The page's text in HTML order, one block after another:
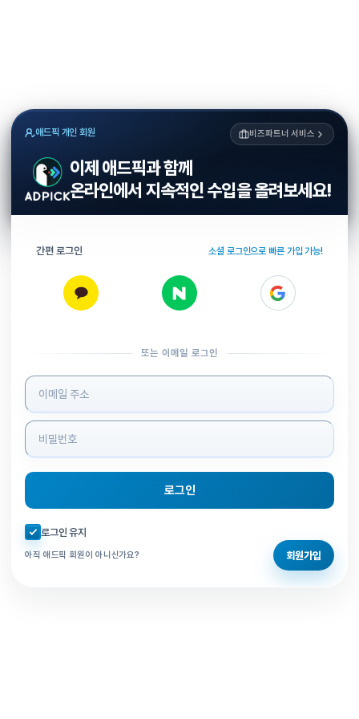
애드픽 개인 회원 비즈파트너 서비스
이제 애드픽과 함께
온라인에서 지속적인 수입을 올려보세요!
간편 로그인 소셜 로그인으로 빠른 가입 가능!
또는 이메일 로그인
로그인 정보 입력
로그인
자동로그인 체크
로그인 유지
아직 애드픽 회원이 아니신가요? 회원가입